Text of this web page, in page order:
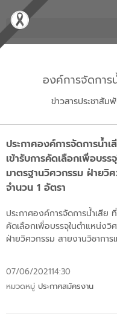
องค์การจัดการ
ข่าวสารประชาสัม
ประกาศองค์การจัดการน้
เข้ารับการคัดเลือกเพื่อบร
มาตรฐานวิศวกรรม ฝ่ายวิ
จำนวน 1 อัตรา
ประกาศองค์การจัดการน้ำเสีย
คัดเลือกเพื่อบรรจุในตำแหน่ง
ฝ่ายวิศวกรรม สายงานวิชากา
07/06/202114:30
หมวดหมู่ ประกาศสมัครงาน